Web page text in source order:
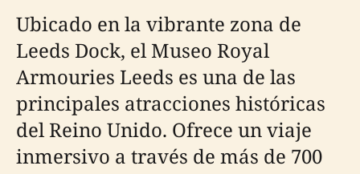
Ubicado en la vibrante zona de
Leeds Dock, el Museo Royal
Armouries Leeds es una de las
principales atracciones históricas
del Reino Unido. Ofrece un viaje
inmersivo a través de más de 700